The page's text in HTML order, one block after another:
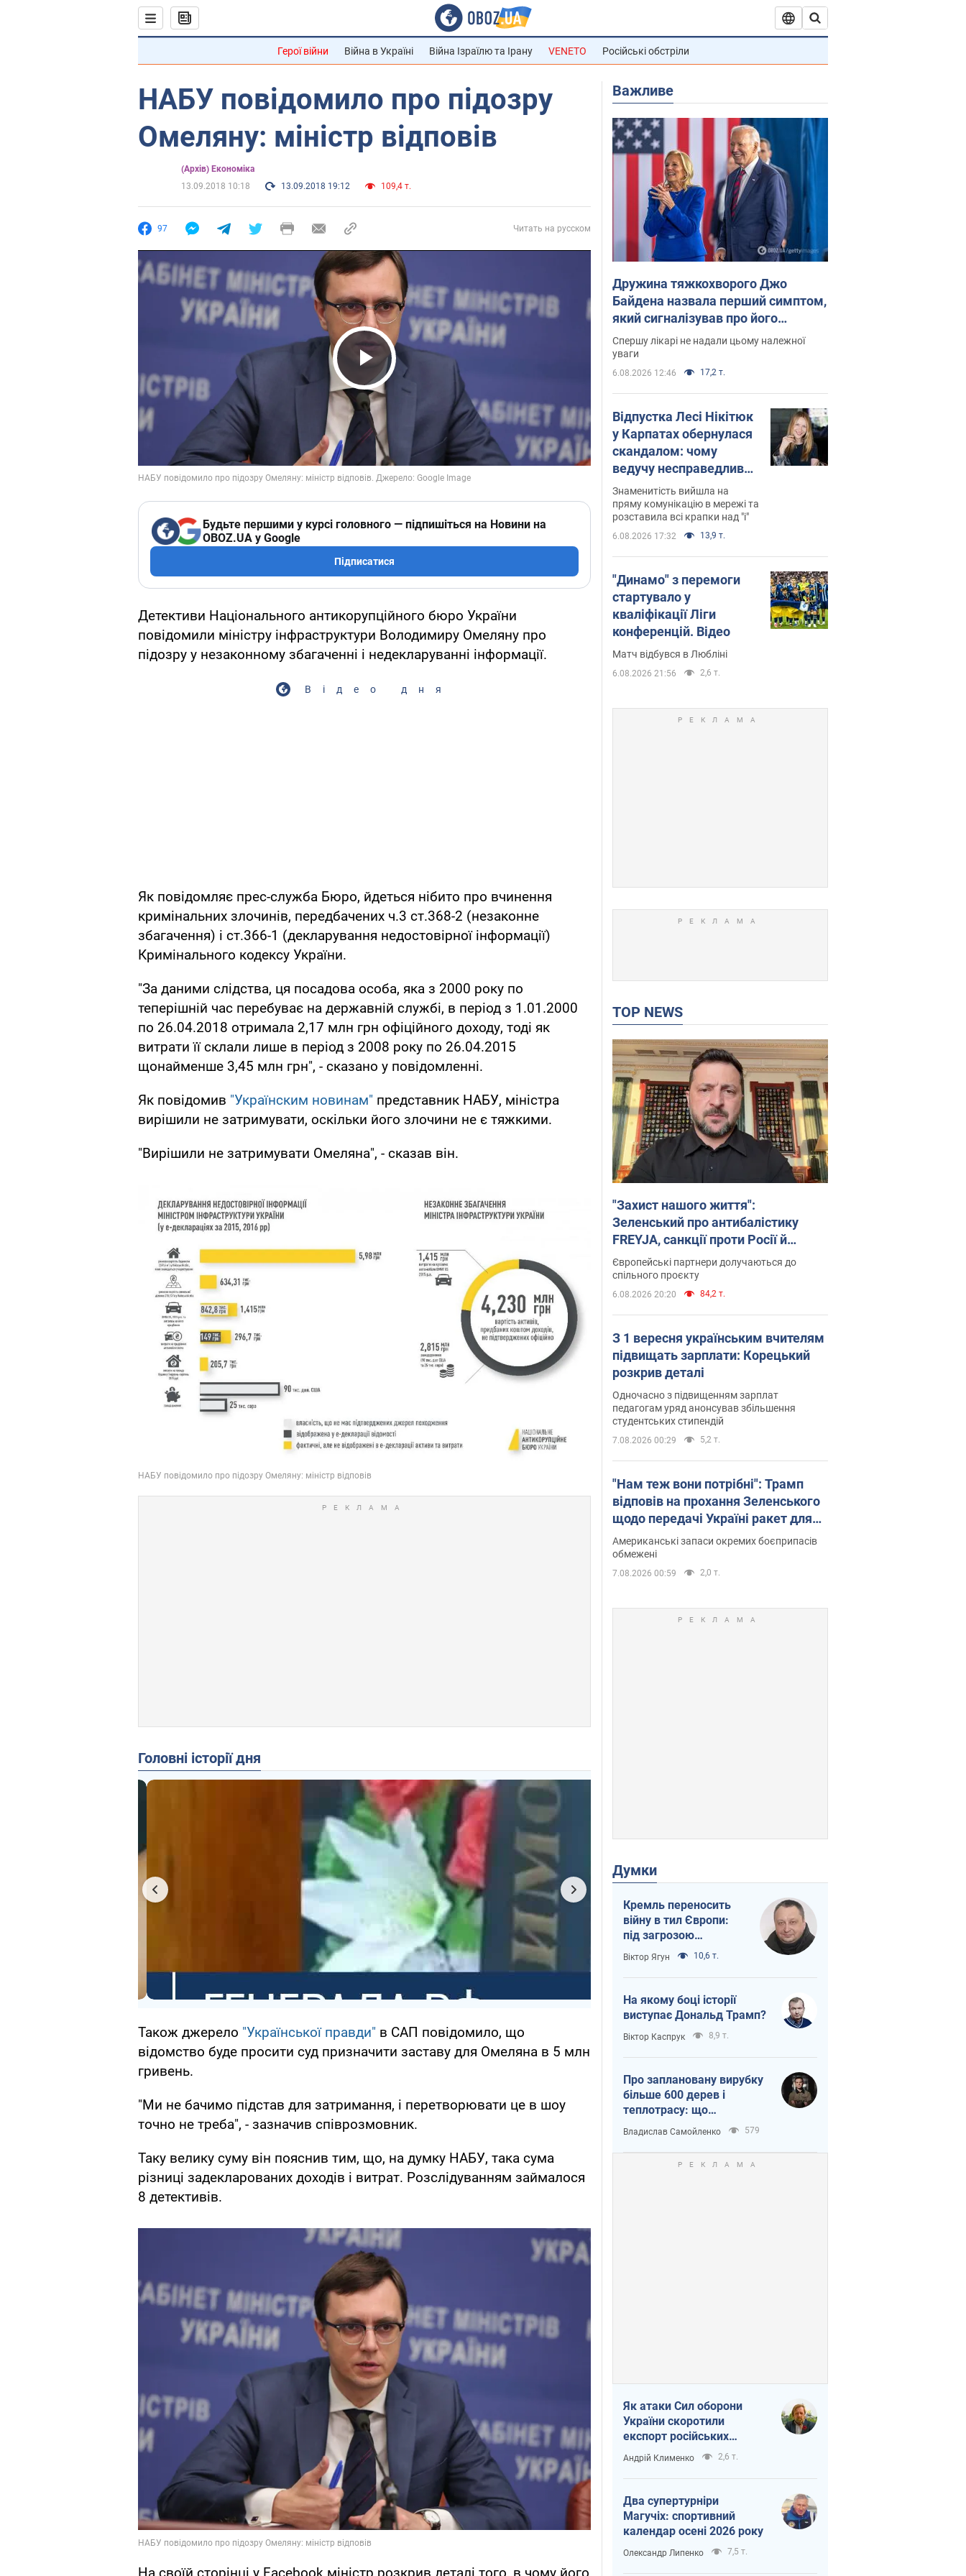
Герої війни Війна в Україні Війна Ізраїлю та Ірану VENETO Російські обстріли
НАБУ повідомило про підозру
Омеляну: міністр відповів
(Архів) Економіка
13.09.2018 10:18
13.09.2018 19:12 109,4 т.
97 Читать на русском
Play Video
Будьте першими у курсі головного — підпишіться на Новини на
OBOZ.UA у Google
Підписатися
Детективи Національного антикорупційного бюро України
повідомили міністру інфраструктури Володимиру Омеляну про
підозру у незаконному збагаченні і недекларуванні інформації.
Відео дня
Як повідомляє прес-служба Бюро, йдеться нібито про вчинення
кримінальних злочинів, передбачених ч.3 ст.368-2 (незаконне
збагачення) і ст.366-1 (декларування недостовірної інформації)
Кримінального кодексу України.
"За даними слідства, ця посадова особа, яка з 2000 року по
теперішній час перебуває на державній службі, в період з 1.01.2000
по 26.04.2018 отримала 2,17 млн грн офіційного доходу, тоді як
витрати її склали лише в період з 2008 року по 26.04.2015
щонайменше 3,45 млн грн", - сказано у повідомленні.
Як повідомив "Українским новинам" представник НАБУ, міністра
вирішили не затримувати, оскільки його злочини не є тяжкими.
"Вирішили не затримувати Омеляна", - сказав він.
Головні історії дня
Також джерело "Української правди" в САП повідомило, що
відомство буде просити суд призначити заставу для Омеляна в 5 млн
гривень.
"Ми не бачимо підстав для затримання, і перетворювати це в шоу
точно не треба", - зазначив співрозмовник.
Таку велику суму він пояснив тим, що, на думку НАБУ, така сума
різниці задекларованих доходів і витрат. Розслідуванням займалося
8 детективів.
На своїй сторінці у Facebook міністр розкрив деталі того, в чому його
Важливе
Дружина тяжкохворого Джо
Байдена назвала перший симптом,
який сигналізував про його
"агресивний" рак
Спершу лікарі не надали цьому належної
уваги
6.08.2026 12:46 17,2 т.
Відпустка Лесі Нікітюк
у Карпатах обернулася
скандалом: чому
ведучу несправедливо
захейтили
Знаменитість вийшла на
пряму комунікацію в мережі та
розставила всі крапки над "і"
6.08.2026 17:32 13,9 т.
"Динамо" з перемоги
стартувало у
кваліфікації Ліги
конференцій. Відео
Матч відбувся в Любліні
6.08.2026 21:56 2,6 т.
TOP NEWS
"Захист нашого життя":
Зеленський про антибалістику
FREYJA, санкції проти Росії й
підтримку аграріїв. Відео
Європейські партнери долучаються до
спільного проєкту
6.08.2026 20:20 84,2 т.
З 1 вересня українським вчителям
підвищать зарплати: Корецький
розкрив деталі
Одночасно з підвищенням зарплат
педагогам уряд анонсував збільшення
студентських стипендій
7.08.2026 00:29 5,2 т.
"Нам теж вони потрібні": Трамп
відповів на прохання Зеленського
щодо передачі Україні ракет для
Patriot
Американські запаси окремих боєприпасів
обмежені
7.08.2026 00:59 2,0 т.
Думки
Кремль переносить
війну в тил Європи:
під загрозою
критична логістика
Віктор Ягун 10,6 т.
На якому боці історії
виступає Дональд Трамп?
Віктор Каспрук 8,9 т.
Про заплановану вирубку
більше 600 дерев і
теплотрасу: що
відбувається на Теремках
у Києві
Владислав Самойленко 579
Як атаки Сил оборони
України скоротили
експорт російських
нафтопродуктів
Андрій Клименко 2,6 т.
Два супертурніри
Магучіх: спортивний
календар осені 2026 року
Олександр Липенко 7,5 т.